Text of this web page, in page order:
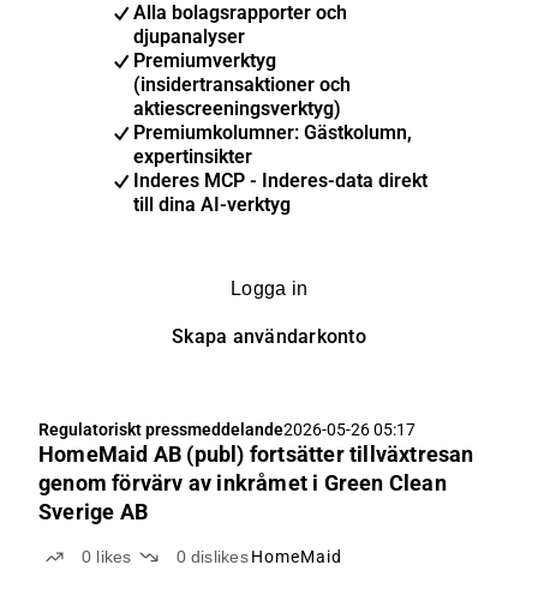
Alla bolagsrapporter och
djupanalyser
Premiumverktyg
(insidertransaktioner och
aktiescreeningsverktyg)
Premiumkolumner: Gästkolumn,
expertinsikter
Inderes MCP - Inderes-data direkt
till dina AI-verktyg
Logga in
Skapa användarkonto
Regulatoriskt pressmeddelande2026-05-26 05:17
HomeMaid AB (publ) fortsätter tillväxtresan
genom förvärv av inkråmet i Green Clean
Sverige AB
0 likes 0 dislikes HomeMaid